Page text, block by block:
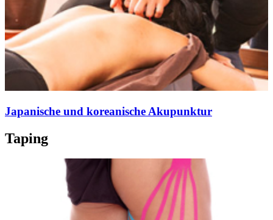
Japanische und koreanische Akupunktur
Taping